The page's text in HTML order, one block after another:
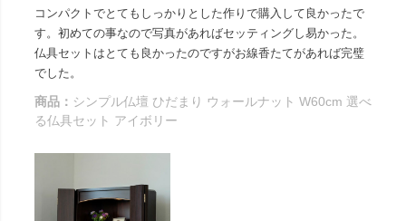
コンパクトでとてもしっかりとした作りで購入して良かったで
す。初めての事なので写真があればセッティングし易かった。
仏具セットはとても良かったのですがお線香たてがあれば完璧
でした。
商品： シンプル仏壇 ひだまり ウォールナット W60cm 選べ
る仏具セット アイボリー